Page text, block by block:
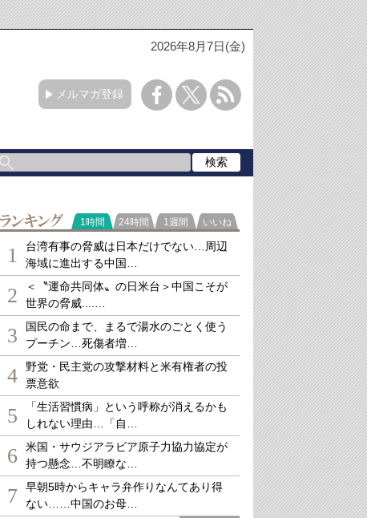
2026年8月7日(金)
メルマガ登録
ランキング
1時間 24時間 1週間 いいね
1
台湾有事の脅威は日本だけでない…周辺
海域に進出する中国…
2
＜〝運命共同体〟の日米台＞中国こそが
世界の脅威....…
3
国民の命まで、まるで湯水のごとく使う
プーチン…死傷者増…
4
野党・民主党の攻撃材料と米有権者の投
票意欲
5
「生活習慣病」という呼称が消えるかも
しれない理由…「自…
6
米国・サウジアラビア原子力協力協定が
持つ懸念…不明瞭な…
7
早朝5時からキャラ弁作りなんてあり得
ない……中国のお母…